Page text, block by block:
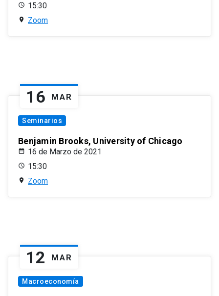
15:30
Zoom
16 MAR
Seminarios
Benjamin Brooks, University of Chicago
16 de Marzo de 2021
15:30
Zoom
12 MAR
Macroeconomía